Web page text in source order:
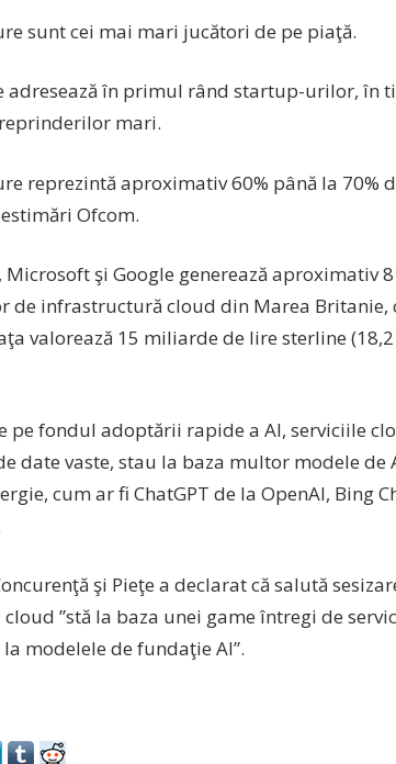
sunt cei mai mari jucători de pe piaţă.
adresează în primul rând startup-urilor, în
mari.
reprezintă aproximativ 60% până la 70%
Ofcom.
Microsoft şi Google generează aproximativ
de infrastructură cloud din Marea Britanie,
valorează 15 miliarde de lire sterline
pe fondul adoptării rapide a AI, serviciile
date vaste, stau la baza multor modele de
cum ar fi ChatGPT de la OpenAI, Bing
şi Pieţe a declarat că salută
”stă la baza unei game întregi de
modelele de fundaţie AI”.